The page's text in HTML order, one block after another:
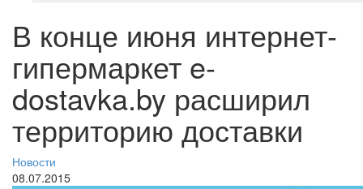
В конце июня интернет-
гипермаркет e-
dostavka.by расширил
территорию доставки
Новости
08.07.2015